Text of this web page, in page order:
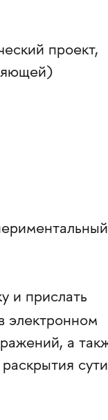
проект,
и прислать
электронном
а
сути